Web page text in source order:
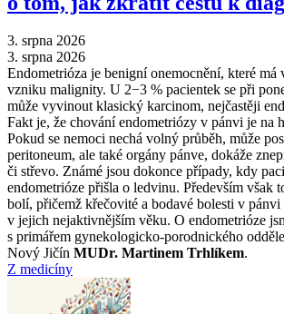
3. srpna 2026
3. srpna 2026
Endometrióza je benigní onemocnění, které má
vzniku malignity. U 2−3 % pacientek se při
může vyvinout klasický karcinom, nejčastěji
Fakt je, že chování endometriózy v pánvi je na
Pokud se nemoci nechá volný průběh, může
peritoneum, ale také orgány pánve, dokáže
či střevo. Známé jsou dokonce případy, kdy
endometrióze přišla o ledvinu. Především však
bolí, přičemž křečovité a bodavé bolesti v pánvi
v jejich nejaktivnějším věku. O endometrióze
s primářem gynekologicko-porodnického
Nový Jičín MUDr. Martinem Trhlíkem.
Z medicíny